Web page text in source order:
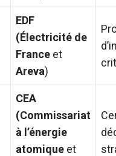
EDF
(Électricité de
France et
Areva)
CEA
(Commissariat
à l’énergie
atomique et